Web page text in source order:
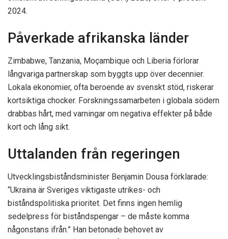
2024.
Påverkade afrikanska länder
Zimbabwe, Tanzania, Moçambique och Liberia förlorar
långvariga partnerskap som byggts upp över decennier.
Lokala ekonomier, ofta beroende av svenskt stöd, riskerar
kortsiktiga chocker. Forskningssamarbeten i globala södern
drabbas hårt, med varningar om negativa effekter på både
kort och lång sikt.
Uttalanden från regeringen
Utvecklingsbiståndsminister Benjamin Dousa förklarade:
“Ukraina är Sveriges viktigaste utrikes- och
biståndspolitiska prioritet. Det finns ingen hemlig
sedelpress för biståndspengar – de måste komma
någonstans ifrån.” Han betonade behovet av